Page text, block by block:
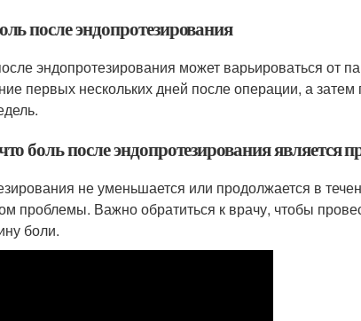
после эндопротезирования
эндопротезирования может варьироваться от
первых нескольких дней после операции, а затем
боль после эндопротезирования является
не уменьшается или продолжается в
проблемы. Важно обратиться к врачу, чтобы
боли.